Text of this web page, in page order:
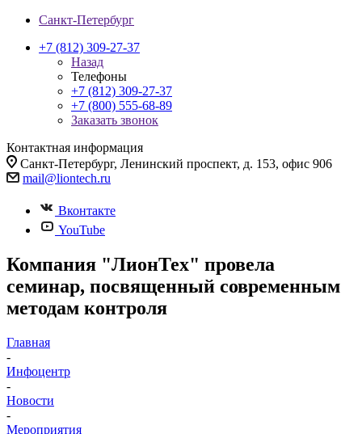
Санкт-Петербург
+7 (812) 309-27-37
Назад
Телефоны
+7 (812) 309-27-37
+7 (800) 555-68-89
Заказать звонок
Контактная информация
Санкт-Петербург, Ленинский проспект, д. 153, офис 906
mail@liontech.ru
Вконтакте
YouTube
Компания "ЛионТех" провела
семинар, посвященный современным
методам контроля
Главная
-
Инфоцентр
-
Новости
-
Мероприятия